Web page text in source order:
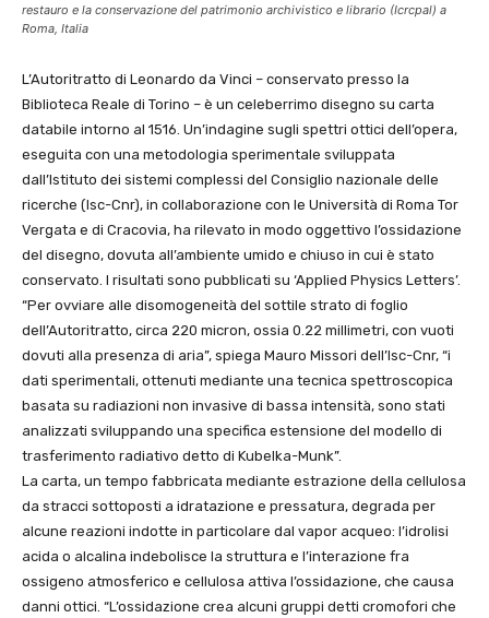
restauro e la conservazione del patrimonio archivistico e librario (Icrcpal) a
Roma, Italia
L’Autoritratto di Leonardo da Vinci – conservato presso la
Biblioteca Reale di Torino – è un celeberrimo disegno su carta
databile intorno al 1516. Un’indagine sugli spettri ottici dell’opera,
eseguita con una metodologia sperimentale sviluppata
dall’Istituto dei sistemi complessi del Consiglio nazionale delle
ricerche (Isc-Cnr), in collaborazione con le Università di Roma Tor
Vergata e di Cracovia, ha rilevato in modo oggettivo l’ossidazione
del disegno, dovuta all’ambiente umido e chiuso in cui è stato
conservato. I risultati sono pubblicati su ‘Applied Physics Letters’.
“Per ovviare alle disomogeneità del sottile strato di foglio
dell’Autoritratto, circa 220 micron, ossia 0.22 millimetri, con vuoti
dovuti alla presenza di aria”, spiega Mauro Missori dell’Isc-Cnr, “i
dati sperimentali, ottenuti mediante una tecnica spettroscopica
basata su radiazioni non invasive di bassa intensità, sono stati
analizzati sviluppando una specifica estensione del modello di
trasferimento radiativo detto di Kubelka-Munk”.
La carta, un tempo fabbricata mediante estrazione della cellulosa
da stracci sottoposti a idratazione e pressatura, degrada per
alcune reazioni indotte in particolare dal vapor acqueo: l’idrolisi
acida o alcalina indebolisce la struttura e l’interazione fra
ossigeno atmosferico e cellulosa attiva l’ossidazione, che causa
danni ottici. “L’ossidazione crea alcuni gruppi detti cromofori che